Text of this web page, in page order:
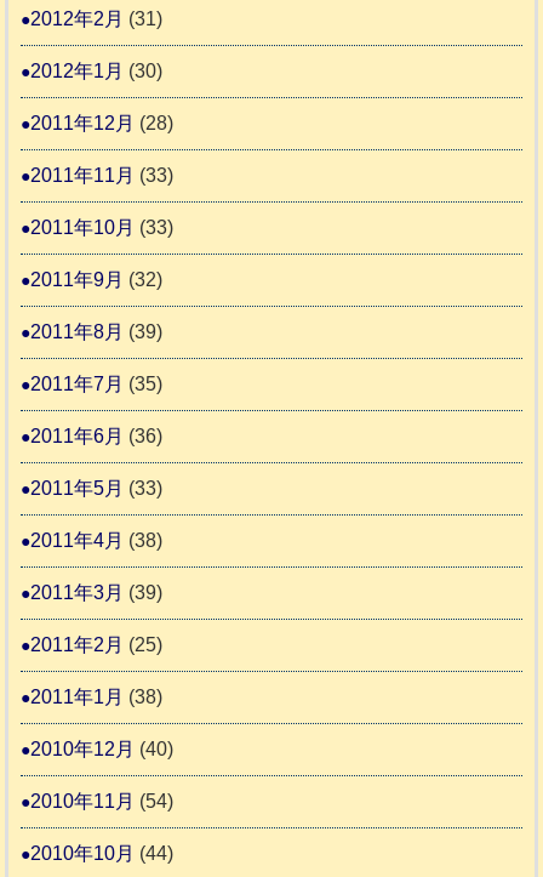
2012年2月 (31)
2012年1月 (30)
2011年12月 (28)
2011年11月 (33)
2011年10月 (33)
2011年9月 (32)
2011年8月 (39)
2011年7月 (35)
2011年6月 (36)
2011年5月 (33)
2011年4月 (38)
2011年3月 (39)
2011年2月 (25)
2011年1月 (38)
2010年12月 (40)
2010年11月 (54)
2010年10月 (44)